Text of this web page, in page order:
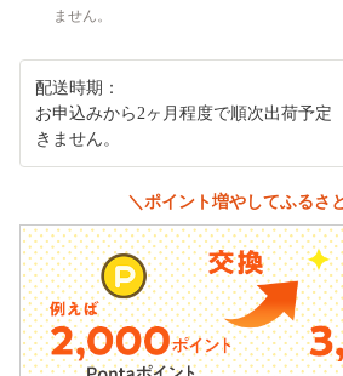
ません。
配送時期：
お申込みから2ヶ月程度で順次出荷予
きません。
＼ポイント増やしてふるさ